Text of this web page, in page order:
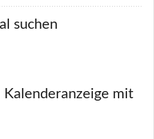
suchen
mit